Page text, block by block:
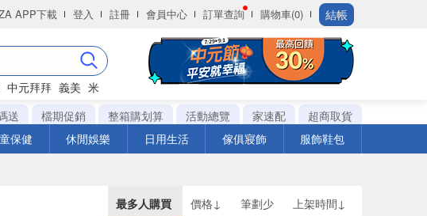
APP下載 登入 註冊 會員中心 訂單查詢 購物車(0) 結帳
中元拜拜 義美 米
送 檔期促銷 整箱購划算 活動總覽 家速配
超商取貨
保健 休閒娛樂 日用生活 傢俱寢飾 服飾鞋包
最多人購買 價格↓ 筆劃少 上架時間↓